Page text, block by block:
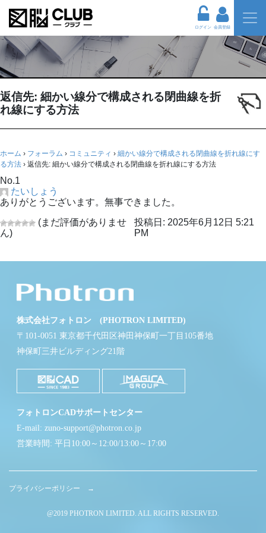
ログイン 会員登録
返信先: 細かい線分で構成される閉曲線を折
れ線にする方法
ホーム › フォーラム › コミュニティ › 細かい線分で構成される閉曲線を折れ線にす
る方法 › 返信先: 細かい線分で構成される閉曲線を折れ線にする方法
No.1
たいしょう
ありがとうございます。無事できました。
(まだ評価がありませ
ん)
投稿日: 2025年6月12日 5:21
PM
株式会社フォトロン (PHOTRON LIMITED)
〒101-0051 東京都千代田区神田神保町一丁目105番地
神保町三井ビルディング21階
フォトロンCADサポートセンター
E-mail: zuno-support@photron.co.jp
営業時間: 平日10:00～12:00/13:00～17:00
プライバシーポリシー →
@2019 PHOTRON LIMITED. ALL RIGHTS RESERVED.